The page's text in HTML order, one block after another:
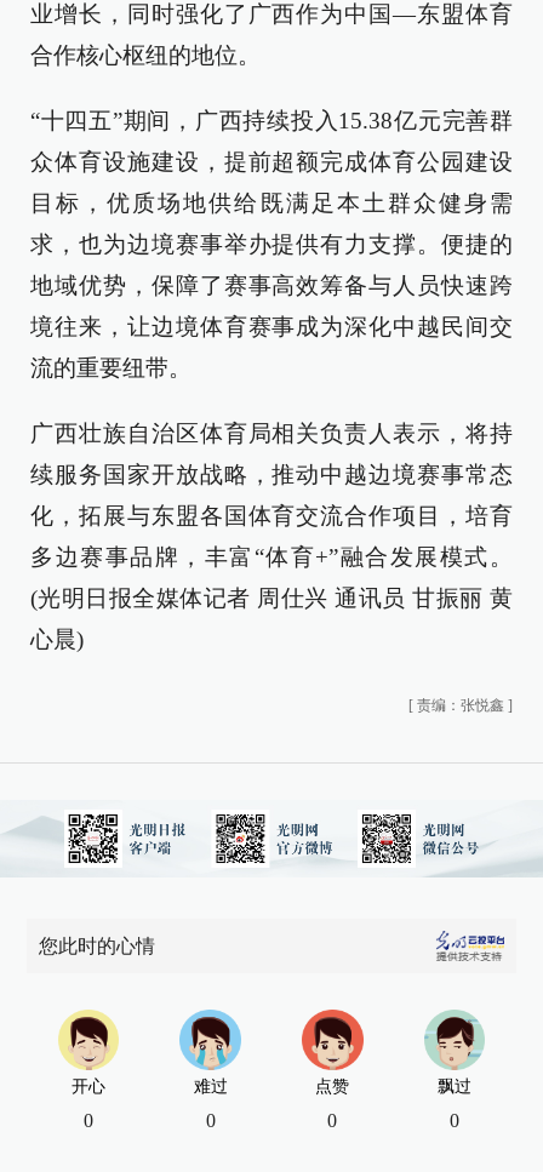
业增长，同时强化了广西作为中国—东盟体育
合作核心枢纽的地位。
“十四五”期间，广西持续投入15.38亿元完善群
众体育设施建设，提前超额完成体育公园建设
目标，优质场地供给既满足本土群众健身需
求，也为边境赛事举办提供有力支撑。便捷的
地域优势，保障了赛事高效筹备与人员快速跨
境往来，让边境体育赛事成为深化中越民间交
流的重要纽带。
广西壮族自治区体育局相关负责人表示，将持
续服务国家开放战略，推动中越边境赛事常态
化，拓展与东盟各国体育交流合作项目，培育
多边赛事品牌，丰富“体育+”融合发展模式。
(光明日报全媒体记者 周仕兴 通讯员 甘振丽 黄
心晨)
[ 责编：张悦鑫 ]
您此时的心情
开心
0
难过
0
点赞
0
飘过
0